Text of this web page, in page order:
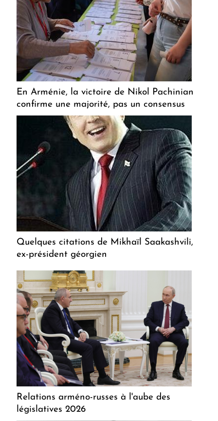
En Arménie, la victoire de Nikol Pachinian
confirme une majorité, pas un consensus
Quelques citations de Mikhaïl Saakashvili,
ex-président géorgien
Relations arméno-russes à l'aube des
législatives 2026